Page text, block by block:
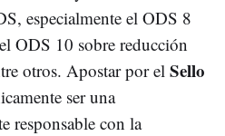
especialmente el ODS 8
ODS 10 sobre reducción
otros. Apostar por el Sello
ser una
responsable con la